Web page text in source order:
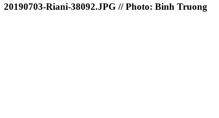
20190703-Riani-38092.JPG // Photo: Binh Truong